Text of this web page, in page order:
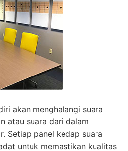
akan menghalangi suara
atau suara dari dalam
Setiap panel kedap suara
untuk memastikan kualitas